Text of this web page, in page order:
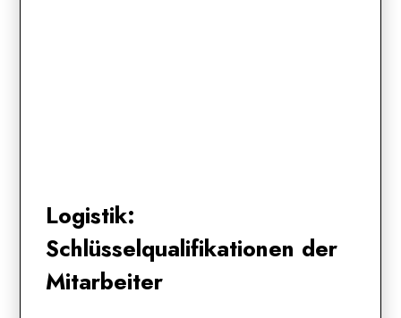
Logistik:
Schlüsselqualifikationen der
Mitarbeiter